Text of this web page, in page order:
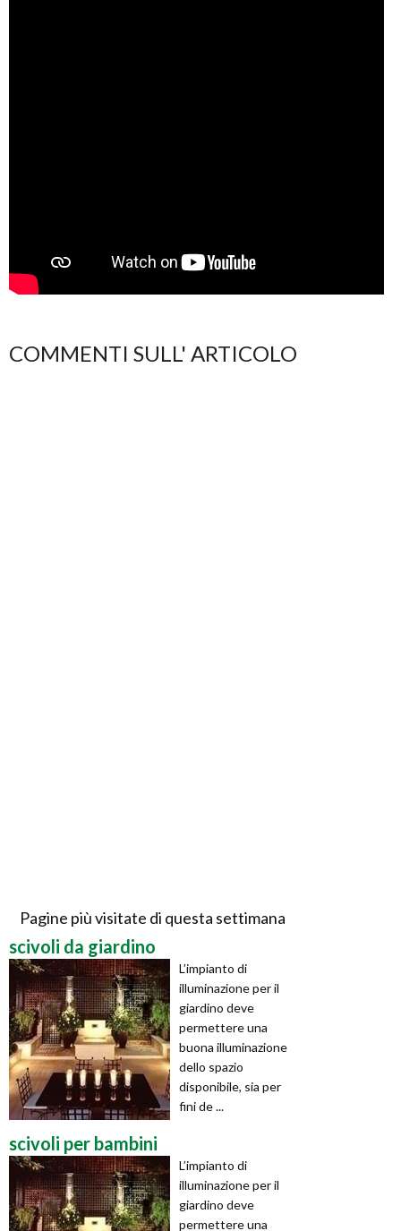
COMMENTI SULL' ARTICOLO
Pagine più visitate di questa settimana
scivoli da giardino
L’impianto di
illuminazione per il
giardino deve
permettere una
buona illuminazione
dello spazio
disponibile, sia per
fini de ...
scivoli per bambini
L’impianto di
illuminazione per il
giardino deve
permettere una